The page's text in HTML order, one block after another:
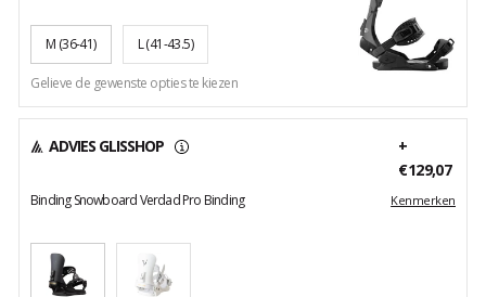
M (36-41) L(41-43.5)
Gelieve de gewenste opties te kiezen
ADVIES GLISSHOP
+
€129,07
Binding Snowboard Verdad Pro Binding Kenmerken